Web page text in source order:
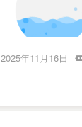
2025年11月16日